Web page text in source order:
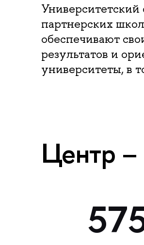
партнерских
обеспечивают
результатов и
университеты, в
Центр –